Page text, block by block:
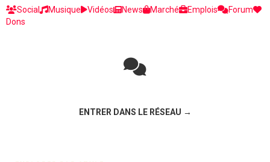
Social Musique Vidéos News Marché Emplois
Forum
Dons
ENTRER DANS LE RÉSEAU →